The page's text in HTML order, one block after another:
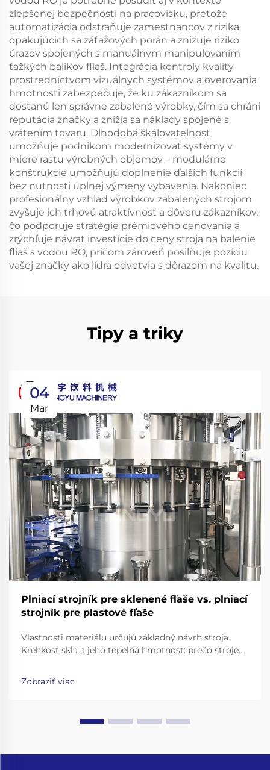
zlepšenej bezpečnosti na pracovisku, pretože
automatizácia odstraňuje zamestnancov z rizika
opakujúcich sa záťažových porán a znižuje riziko
úrazov spojených s manuálnym manipulovaním
ťažkých balíkov fliaš. Integrácia kontroly kvality
prostredníctvom vizuálnych systémov a overovania
hmotnosti zabezpečuje, že ku zákazníkom sa
dostanú len správne zabalené výrobky, čím sa chráni
reputácia značky a znížia sa náklady spojené s
vrátením tovaru. Dlhodobá škálovateľnosť
umožňuje podnikom modernizovať systémy v
miere rastu výrobných objemov – modulárne
konštrukcie umožňujú doplnenie ďalších funkcií
bez nutnosti úplnej výmeny vybavenia. Nakoniec
profesionálny vzhľad výrobkov zabalených strojom
zvyšuje ich trhovú atraktívnosť a dôveru zákazníkov,
čo podporuje stratégie prémiového cenovania a
zrýchľuje návrat investície do ceny stroja na balenie
fliaš s vodou RO, pričom zároveň posilňuje pozíciu
vašej značky ako lídra odvetvia s dôrazom na kvalitu.
Tipy a triky
04
Mar
Plniací strojník pre sklenené fľaše vs. plniací
strojník pre plastové fľaše
Vlastnosti materiálu určujú základný návrh stroja.
Krehkosť skla a jeho tepelná hmotnosť: prečo stroje
dopravníky s tlmičmi nárazov a presné upínacie
čeľuste na uchopenie hrdla. Práca so sklenenými
Zobraziť viac